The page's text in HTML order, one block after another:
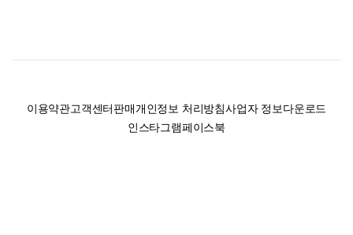
이용약관고객센터판매개인정보 처리방침사업자 정보다운로드
인스타그램페이스북